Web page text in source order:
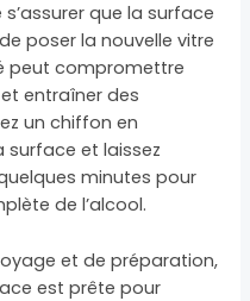
que la surface
poser la nouvelle vitre
peut compromettre
entraîner des
un chiffon en
surface et laissez
minutes pour
de l’alcool.
et de préparation,
est prête pour